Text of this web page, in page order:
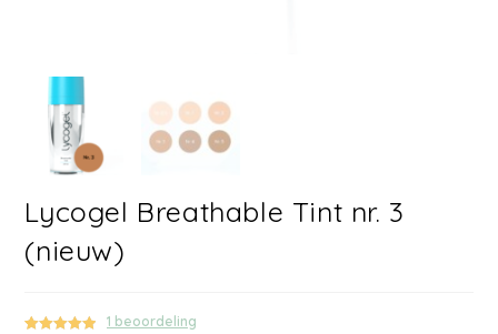
Lycogel Breathable Tint nr. 3
(nieuw)
1 beoordeling